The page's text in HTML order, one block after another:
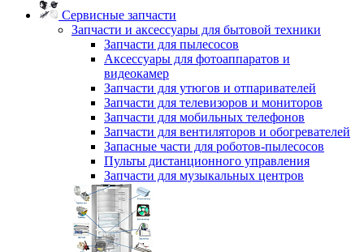
Сервисные запчасти
Запчасти и аксессуары для бытовой техники
Запчасти для пылесосов
Аксессуары для фотоаппаратов и
видеокамер
Запчасти для утюгов и отпаривателей
Запчасти для телевизоров и мониторов
Запчасти для мобильных телефонов
Запчасти для вентиляторов и обогревателей
Запасные части для роботов-пылесосов
Пульты дистанционного управления
Запчасти для музыкальных центров